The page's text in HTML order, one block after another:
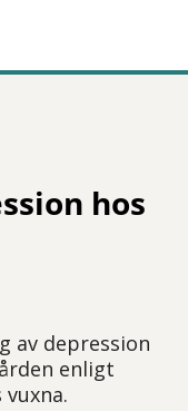
hos
av depression
enligt